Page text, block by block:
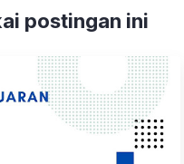
postingan ini